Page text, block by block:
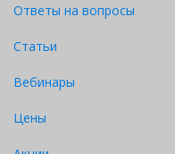
Ответы на вопросы
Статьи
Вебинары
Цены